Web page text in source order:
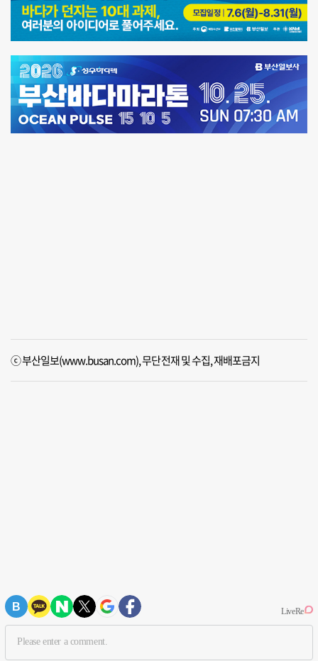
ⓒ 부산일보(www.busan.com), 무단전재 및 수집, 재배포금지